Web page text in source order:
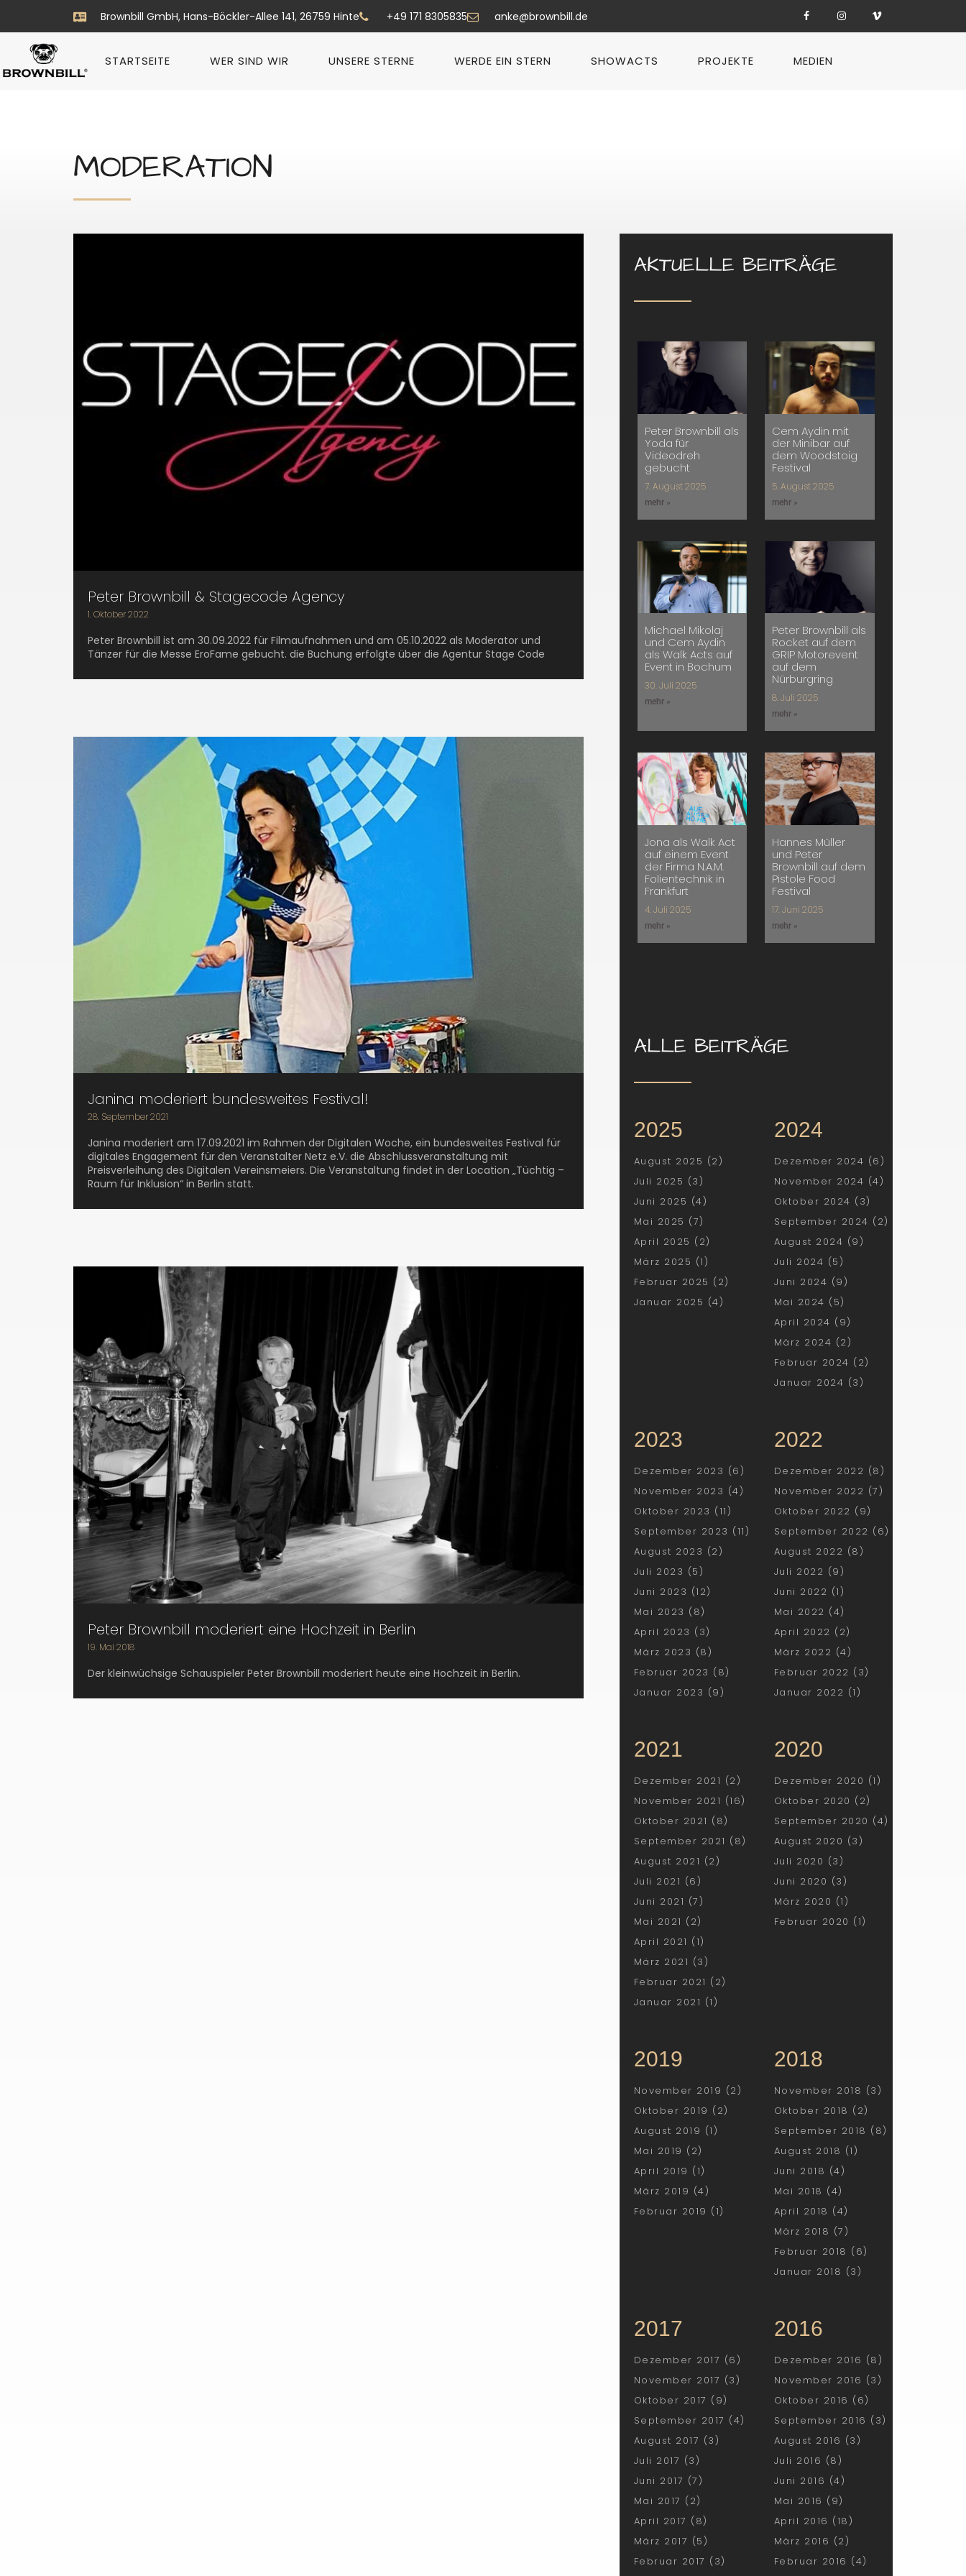
Brownbill GmbH, Hans-Böckler-Allee 141, 26759 Hinte +49 171 8305835 anke@brownbill.de
STARTSEITE WER SIND WIR UNSERE STERNE WERDE EIN STERN SHOWACTS PROJEKTE MEDIEN
MODERATION
Peter Brownbill & Stagecode Agency
1. Oktober 2022
Peter Brownbill ist am 30.09.2022 für Filmaufnahmen und am 05.10.2022 als Moderator und
Tänzer für die Messe EroFame gebucht. die Buchung erfolgte über die Agentur Stage Code
Janina moderiert bundesweites Festival!
28. September 2021
Janina moderiert am 17.09.2021 im Rahmen der Digitalen Woche, ein bundesweites Festival für
digitales Engagement für den Veranstalter Netz e.V. die Abschlussveranstaltung mit
Preisverleihung des Digitalen Vereinsmeiers. Die Veranstaltung findet in der Location „Tüchtig –
Raum für Inklusion“ in Berlin statt.
Peter Brownbill moderiert eine Hochzeit in Berlin
19. Mai 2018
Der kleinwüchsige Schauspieler Peter Brownbill moderiert heute eine Hochzeit in Berlin.
AKTUELLE BEITRÄGE
Peter Brownbill als
Yoda für
Videodreh
gebucht
7. August 2025
mehr »
Cem Aydin mit
der Minibar auf
dem Woodstoig
Festival
5. August 2025
mehr »
Michael Mikolaj
und Cem Aydin
als Walk Acts auf
Event in Bochum
30. Juli 2025
mehr »
Peter Brownbill als
Rocket auf dem
GRIP Motorevent
auf dem
Nürburgring
8. Juli 2025
mehr »
Jona als Walk Act
auf einem Event
der Firma N.A.M.
Folientechnik in
Frankfurt
4. Juli 2025
mehr »
Hannes Müller
und Peter
Brownbill auf dem
Pistole Food
Festival
17. Juni 2025
mehr »
ALLE BEITRÄGE
2025
August 2025 (2)
Juli 2025 (3)
Juni 2025 (4)
Mai 2025 (7)
April 2025 (2)
März 2025 (1)
Februar 2025 (2)
Januar 2025 (4)
2024
Dezember 2024 (6)
November 2024 (4)
Oktober 2024 (3)
September 2024 (2)
August 2024 (9)
Juli 2024 (5)
Juni 2024 (9)
Mai 2024 (5)
April 2024 (9)
März 2024 (2)
Februar 2024 (2)
Januar 2024 (3)
2023
Dezember 2023 (6)
November 2023 (4)
Oktober 2023 (11)
September 2023 (11)
August 2023 (2)
Juli 2023 (5)
Juni 2023 (12)
Mai 2023 (8)
April 2023 (3)
März 2023 (8)
Februar 2023 (8)
Januar 2023 (9)
2022
Dezember 2022 (8)
November 2022 (7)
Oktober 2022 (9)
September 2022 (6)
August 2022 (8)
Juli 2022 (9)
Juni 2022 (1)
Mai 2022 (4)
April 2022 (2)
März 2022 (4)
Februar 2022 (3)
Januar 2022 (1)
2021
Dezember 2021 (2)
November 2021 (16)
Oktober 2021 (8)
September 2021 (8)
August 2021 (2)
Juli 2021 (6)
Juni 2021 (7)
Mai 2021 (2)
April 2021 (1)
März 2021 (3)
Februar 2021 (2)
Januar 2021 (1)
2020
Dezember 2020 (1)
Oktober 2020 (2)
September 2020 (4)
August 2020 (3)
Juli 2020 (3)
Juni 2020 (3)
März 2020 (1)
Februar 2020 (1)
2019
November 2019 (2)
Oktober 2019 (2)
August 2019 (1)
Mai 2019 (2)
April 2019 (1)
März 2019 (4)
Februar 2019 (1)
2018
November 2018 (3)
Oktober 2018 (2)
September 2018 (8)
August 2018 (1)
Juni 2018 (4)
Mai 2018 (4)
April 2018 (4)
März 2018 (7)
Februar 2018 (6)
Januar 2018 (3)
2017
Dezember 2017 (6)
November 2017 (3)
Oktober 2017 (9)
September 2017 (4)
August 2017 (3)
Juli 2017 (3)
Juni 2017 (7)
Mai 2017 (2)
April 2017 (8)
März 2017 (5)
Februar 2017 (3)
2016
Dezember 2016 (8)
November 2016 (3)
Oktober 2016 (6)
September 2016 (3)
August 2016 (3)
Juli 2016 (8)
Juni 2016 (4)
Mai 2016 (9)
April 2016 (18)
März 2016 (2)
Februar 2016 (4)